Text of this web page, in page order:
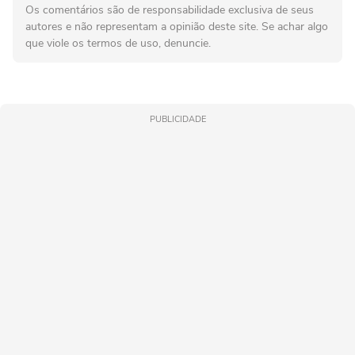
Os comentários são de responsabilidade exclusiva de seus
autores e não representam a opinião deste site. Se achar algo
que viole os termos de uso, denuncie.
PUBLICIDADE